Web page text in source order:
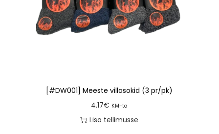
[#DW001] Meeste villasokid (3 pr/pk)
4.17€ KM-ta
Lisa tellimusse